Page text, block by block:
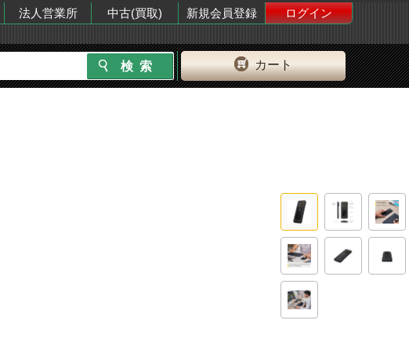
法人営業所 中古(買取) 新規会員登録
ログイン
カート